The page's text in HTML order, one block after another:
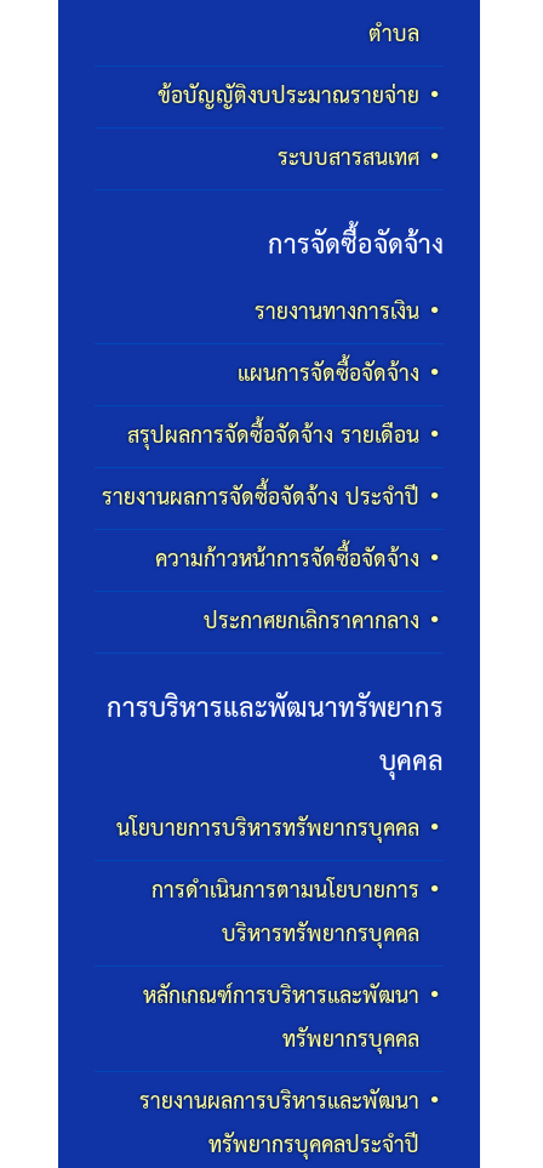
ตำบล
ข้อบัญญัติงบประมาณรายจ่าย
ระบบสารสนเทศ
การจัดซื้อจัดจ้าง
รายงานทางการเงิน
แผนการจัดซื้อจัดจ้าง
สรุปผลการจัดซื้อจัดจ้าง รายเดือน
รายงานผลการจัดซื้อจัดจ้าง ประจำปี
ความก้าวหน้าการจัดซื้อจัดจ้าง
ประกาศยกเลิกราคากลาง
การบริหารและพัฒนาทรัพยากร
บุคคล
นโยบายการบริหารทรัพยากรบุคคล
การดำเนินการตามนโยบายการ
บริหารทรัพยากรบุคคล
หลักเกณฑ์การบริหารและพัฒนา
ทรัพยากรบุคคล
รายงานผลการบริหารและพัฒนา
ทรัพยากรบุคคลประจำปี